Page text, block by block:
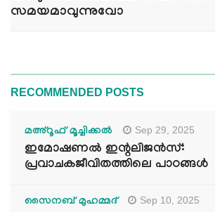
സമയമാവുന്നുവോ
RECOMMENDED POSTS
മഅ്റൂഫ് മൂച്ചിക്കല്‍ Sep 29, 2025
ഇമോഷണൽ ഇന്റലിജൻസ്:
പ്രവാചകജീവിതത്തിലെ പാഠങ്ങൾ
സൈനബ് മുഹമ്മദ് Sep 10, 2025